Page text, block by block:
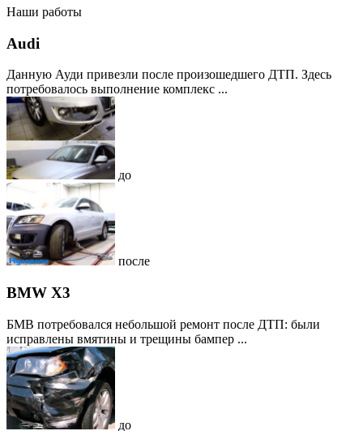
Наши работы
Audi
Данную Ауди привезли после произошедшего ДТП. Здесь
потребовалось выполнение комплекс ...
до
после
BMW X3
БМВ потребовался небольшой ремонт после ДТП: были
исправлены вмятины и трещины бампер ...
до